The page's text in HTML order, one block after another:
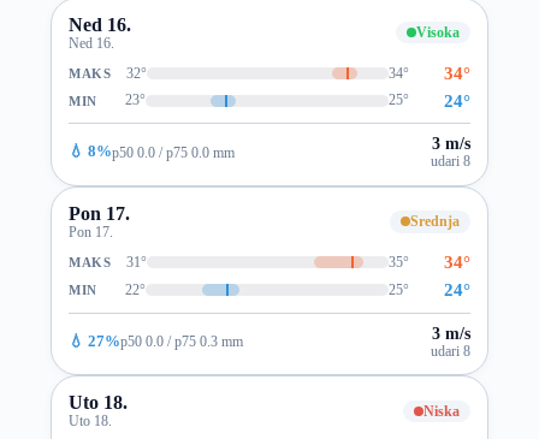
Ned 16.
Ned 16.
Visoka
MAKS 32° 34° 34°
MIN 23° 25° 24°
💧 8%p50 0.0 / p75 0.0 mm 3 m/s
udari 8
Pon 17.
Pon 17.
Srednja
MAKS 31° 35° 34°
MIN 22° 25° 24°
💧 27%p50 0.0 / p75 0.3 mm 3 m/s
udari 8
Uto 18.
Uto 18.
Niska